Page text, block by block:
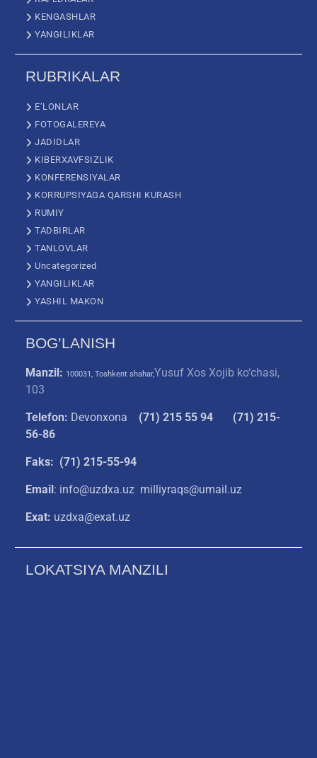
KENGASHLAR
YANGILIKLAR
RUBRIKALAR
E’LONLAR
FOTOGALEREYA
JADIDLAR
KIBERXAVFSIZLIK
KONFERENSIYALAR
KORRUPSIYAGA QARSHI KURASH
RUMIY
TADBIRLAR
TANLOVLAR
Uncategorized
YANGILIKLAR
YASHIL MAKON
BOG’LANISH
Manzil: 100031, Toshkent shahar,Yusuf Xos Xojib ko‘chasi,
103
Telefon: Devonxona (71) 215 55 94
(71) 215-
56-86
Faks: (71) 215-55-94
Email: info@uzdxa.uz milliyraqs@umail.uz
Exat: uzdxa@exat.uz
LOKATSIYA MANZILI